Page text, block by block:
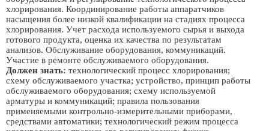
хлорирования. Координирование работы аппаратчиков
насыщения более низкой квалификации на стадиях процесса
хлорирования. Учет расхода используемого сырья и выхода
готового продукта, оценка их качества по результатам
анализов. Обслуживание оборудования, коммуникаций.
Участие в ремонте обслуживаемого оборудования.
Должен знать: технологический процесс хлорирования;
схему обслуживаемого участка; устройство, принцип работы
обслуживаемого оборудования; схему используемой
арматуры и коммуникаций; правила пользования
применяемыми контрольно-измерительными приборами,
средствами автоматики; технологический режим процесса